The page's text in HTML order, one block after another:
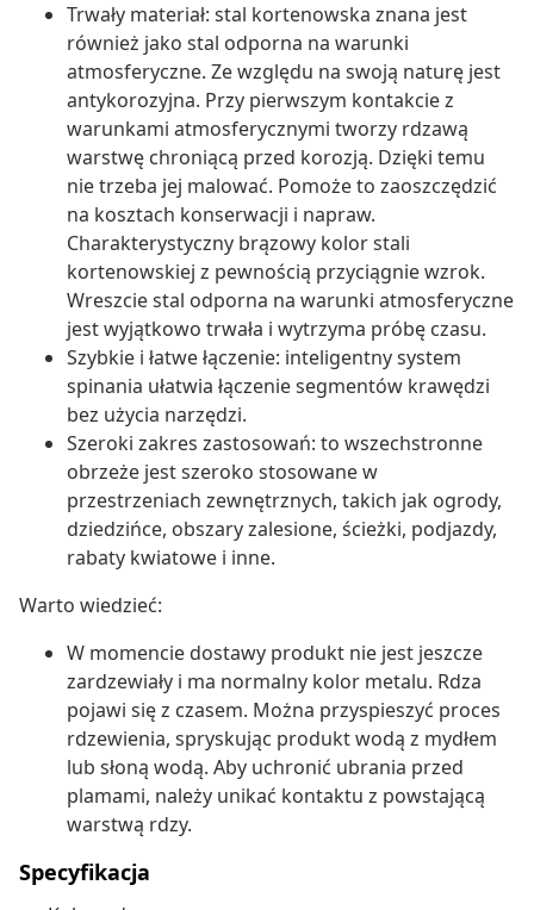
Trwały materiał: stal kortenowska znana jest
również jako stal odporna na warunki
atmosferyczne. Ze względu na swoją naturę jest
antykorozyjna. Przy pierwszym kontakcie z
warunkami atmosferycznymi tworzy rdzawą
warstwę chroniącą przed korozją. Dzięki temu
nie trzeba jej malować. Pomoże to zaoszczędzić
na kosztach konserwacji i napraw.
Charakterystyczny brązowy kolor stali
kortenowskiej z pewnością przyciągnie wzrok.
Wreszcie stal odporna na warunki atmosferyczne
jest wyjątkowo trwała i wytrzyma próbę czasu.
Szybkie i łatwe łączenie: inteligentny system
spinania ułatwia łączenie segmentów krawędzi
bez użycia narzędzi.
Szeroki zakres zastosowań: to wszechstronne
obrzeże jest szeroko stosowane w
przestrzeniach zewnętrznych, takich jak ogrody,
dziedzińce, obszary zalesione, ścieżki, podjazdy,
rabaty kwiatowe i inne.
Warto wiedzieć:
W momencie dostawy produkt nie jest jeszcze
zardzewiały i ma normalny kolor metalu. Rdza
pojawi się z czasem. Można przyspieszyć proces
rdzewienia, spryskując produkt wodą z mydłem
lub słoną wodą. Aby uchronić ubrania przed
plamami, należy unikać kontaktu z powstającą
warstwą rdzy.
Specyfikacja